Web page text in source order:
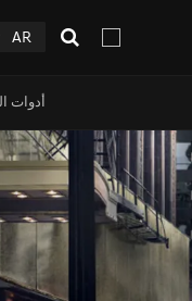
AR
أدوات